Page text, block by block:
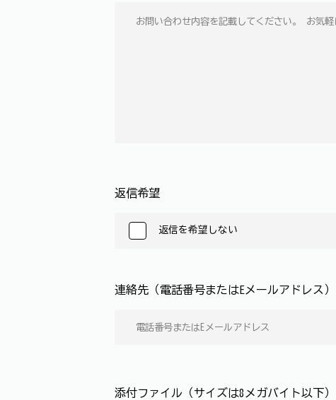
返信希望
返信を希望しない
連絡先（電話番号またはEメールアドレス）
添付ファイル（サイズは8メガバイト以下）